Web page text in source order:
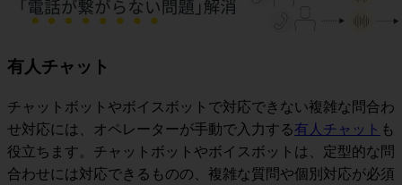
有人チャット
チャットボットやボイスボットで対応できない複雑な問合わ
せ対応には、オペレーターが手動で入力する有人チャット も
役立ちます。チャットボットやボイスボットは、定型的な問
合わせには対応できるものの、複雑な質問や個別対応が必須